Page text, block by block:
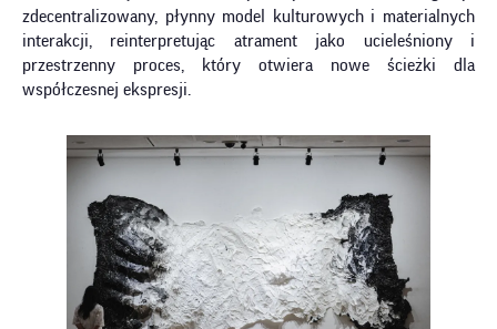
zdecentralizowany, płynny model kulturowych i materialnych
interakcji, reinterpretując atrament jako ucieleśniony i
przestrzenny proces, który otwiera nowe ścieżki dla
współczesnej ekspresji.